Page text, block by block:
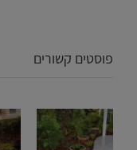
פוסטים קשורים